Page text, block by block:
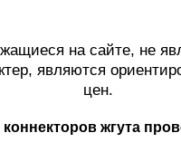
на сайте, не
являются
цен.
жгута